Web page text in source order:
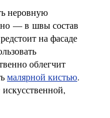
неровную
— в швы состав
на фасаде
облегчит
малярной кистью.